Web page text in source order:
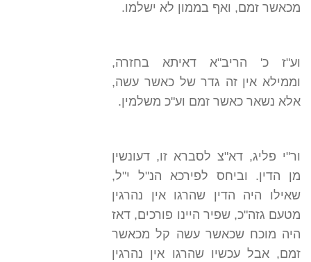
מכאשר זמם, ואף בממון לא ישלמו.
וע"ז כ' הריב"א דאיתא בחזרה,
וממילא אין זה גדר של כאשר עשה,
אלא נשאר כאשר זמם וע"כ משלמין.
ור"י פליג, דא"צ לסברא זו, דעונשין
מן הדין. וביחס לפירכא הנ"ל י"ל,
שאילו היה הדין שהרגו אין נהרגין
מטעם גזה"כ, שפיר היינו פורכים, דאז
היה מוכח שכאשר עשה קל מכאשר
זמם, אבל עכשיו שהרגו אין נהרגין